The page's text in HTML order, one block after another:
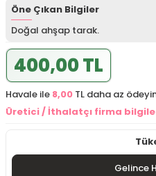
Öne Çıkan Bilgiler
Doğal ahşap tarak.
400,00 TL
Havale ile 8,00 TL daha az
Üretici / İthalatçı firma
Gelince